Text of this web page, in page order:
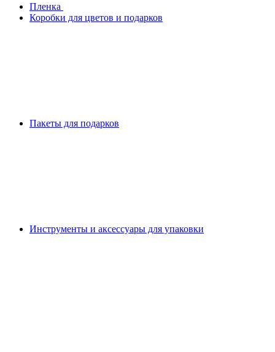
Плeнка
Коробки для цветов и подарков
Пакеты для подарков
Инструменты и аксессуары для упаковки